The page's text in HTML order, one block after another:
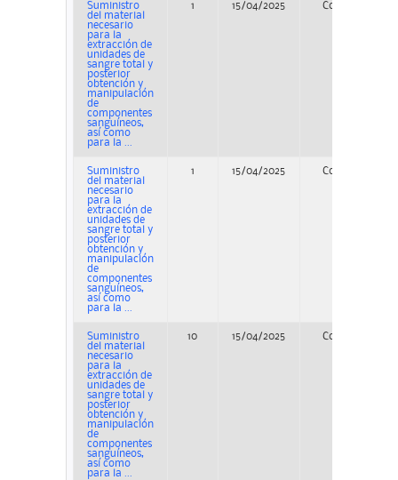
Suministro
del material
necesario
para la
extracción de
unidades de
sangre total y
posterior
obtención y
manipulación
de
componentes
sanguíneos,
así como
para la ...
1 15/04/2025 Concurso
Suministro
del material
necesario
para la
extracción de
unidades de
sangre total y
posterior
obtención y
manipulación
de
componentes
sanguíneos,
así como
para la ...
1 15/04/2025 Concurso
Suministro
del material
necesario
para la
extracción de
unidades de
sangre total y
posterior
obtención y
manipulación
de
componentes
sanguíneos,
así como
para la ...
10 15/04/2025 Concurso